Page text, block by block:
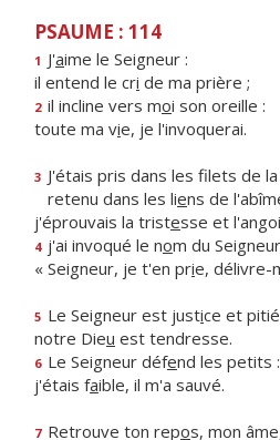
PSAUME : 114
1 J'aime le Seigneur :
il entend le cri de ma prière ;
2 il incline vers moi son oreille :
toute ma vie, je l'invoquerai.
3 J'étais pris dans les filets de
retenu dans les liens de
j'éprouvais la tristesse et
4 j'ai invoqué le nom du
« Seigneur, je t'en prie, délivre-
5 Le Seigneur est justice et
notre Dieu est tendresse.
6 Le Seigneur défend les petits :
j'étais faible, il m'a sauvé.
7 Retrouve ton repos, mon